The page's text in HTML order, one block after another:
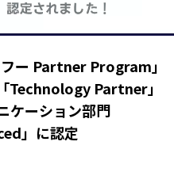
フー Partner Program」
Technology Partner」
ケーション部門
」に認定